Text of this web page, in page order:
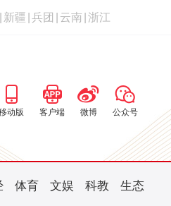
新疆 兵团 云南 浙江
动版 客户端 微博 公众号
体育 文娱 科教 生态